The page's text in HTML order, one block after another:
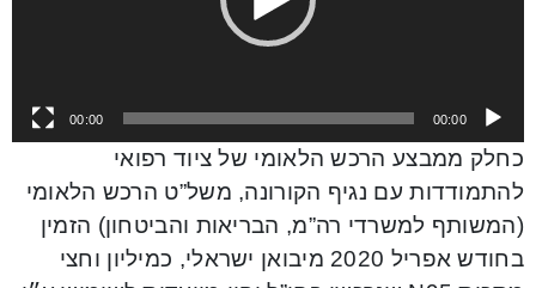
00:00
00:00
כחלק ממבצע הרכש הלאומי של ציוד רפואי
להתמודדות עם נגיף הקורונה, משל”ט הרכש הלאומי
(המשותף למשרדי רה”מ, הבריאות והביטחון) הזמין
בחודש אפריל 2020 מיבואן ישראלי, כמיליון וחצי